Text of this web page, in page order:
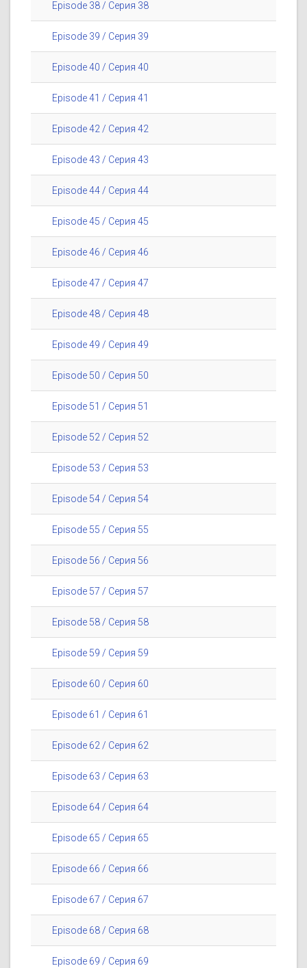
Episode 38 / Серия 38
Episode 39 / Серия 39
Episode 40 / Серия 40
Episode 41 / Серия 41
Episode 42 / Серия 42
Episode 43 / Серия 43
Episode 44 / Серия 44
Episode 45 / Серия 45
Episode 46 / Серия 46
Episode 47 / Серия 47
Episode 48 / Серия 48
Episode 49 / Серия 49
Episode 50 / Серия 50
Episode 51 / Серия 51
Episode 52 / Серия 52
Episode 53 / Серия 53
Episode 54 / Серия 54
Episode 55 / Серия 55
Episode 56 / Серия 56
Episode 57 / Серия 57
Episode 58 / Серия 58
Episode 59 / Серия 59
Episode 60 / Серия 60
Episode 61 / Серия 61
Episode 62 / Серия 62
Episode 63 / Серия 63
Episode 64 / Серия 64
Episode 65 / Серия 65
Episode 66 / Серия 66
Episode 67 / Серия 67
Episode 68 / Серия 68
Episode 69 / Серия 69